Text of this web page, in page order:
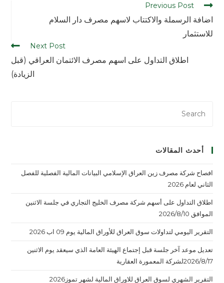
Previous Post
اضافة الرسملة والاكتتاب لاسهم مصرف دار السلام
للاستثمار
Next Post
اطلاق التداول على اسهم مصرف الائتمان العراقي (قبل
الزيادة)
أحدث المقالات
افصاح شركة مصرف زين العراق الإسلامي البيانات المالية الفصلية للفصل
الثاني لعام 2026
اطلاق التداول على أسهم شركة مصرف الخليج التجاري في جلسة الاثنين
الموافق 2026/8/10
التقرير اليومي لتداولات سوق العراق للأوراق المالية يوم 09 اب 2026
تعديل موعد آخر جلسة قبل إجتماع الهيئة العامة الذي سيعقد يوم الاثنين
2026/8/17لشركة المعمورة العقارية
التقرير الشهري لسوق العراق للاوراق المالية لشهر تموز2026